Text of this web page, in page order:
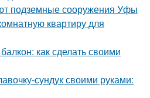
подземные сооружения Уфы
квартиру для
как сделать своими
сундук своими руками: